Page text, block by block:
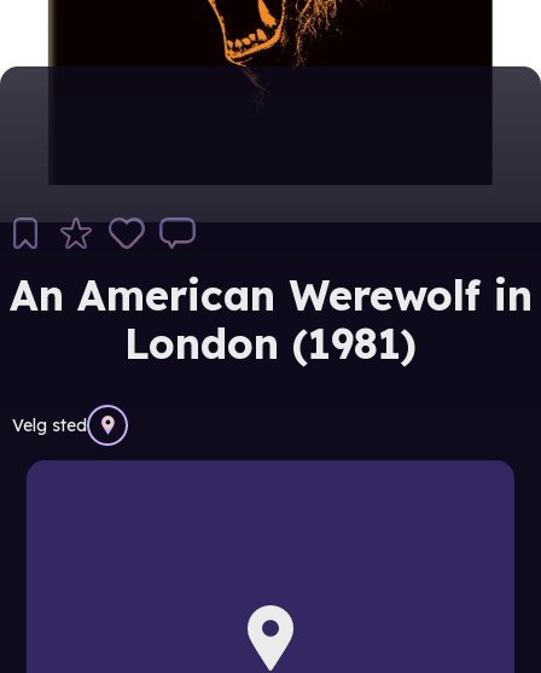
An American Werewolf in
London (1981)
Velg sted